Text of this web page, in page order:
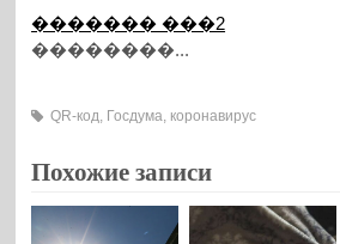
������� ���2
��������...
QR-код, Госдума, коронавирус
Похожие записи